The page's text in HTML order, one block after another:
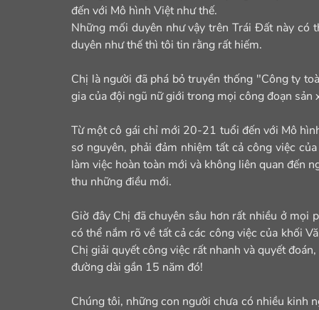
đến với Mô hình Việt như thế.
Những mối duyên như vậy trên Trái Đất này có
duyên như thế thì tôi tin rằng rất hiếm.
Chị là người đã phá bỏ truyền thống "Công ty
gia của đội ngũ nữ giới trong mọi công đoạn sản
Từ một cô gái chỉ mới 20-21 tuổi đến với Mô
sơ nguyên, phải đảm nhiệm tất cả công việc
làm việc hoàn toàn mới và không liên quan đến
thu những điều mới.
Giờ đây Chị đã chuyên sâu hơn rất nhiều ở
có thể nắm rõ về tất cả các công việc của khối
Chị giải quyết công việc rất nhanh và quyết
đường dài gần 15 năm đó!
Chúng tôi, những con người chưa có nhiều kinh